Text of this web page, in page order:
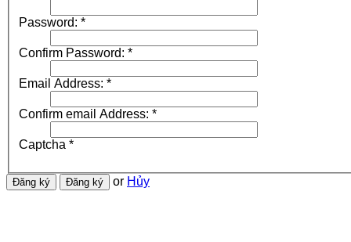
Password: *
Confirm Password: *
Email Address: *
Confirm email Address: *
Captcha *
or Hủy